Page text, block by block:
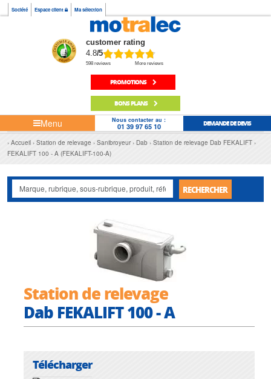
Société Espace client Ma sélection
customer rating
4.8/5
598 reviews More reviews
PROMOTIONS
BONS PLANS
Menu Nous contacter au :
01 39 97 65 10 DEMANDE DE DEVIS
Accueil Station de relevage Sanibroyeur Dab
Station de relevage Dab FEKALIFT
FEKALIFT 100 - A (FEKALIFT-100-A)
RECHERCHER
Station de relevage
Dab FEKALIFT 100 - A
Télécharger